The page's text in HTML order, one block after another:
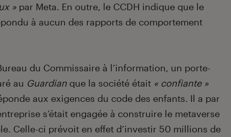
» par Meta. En outre, le CCDH indique que le
à aucun des rapports de comportement
du Commissaire à l’information, un porte-
au Guardian que la société était « confiante »
aux exigences du code des enfants. Il a par
s’était engagée à construire le metaverse
Celle-ci prévoit en effet d’investir 50 millions de